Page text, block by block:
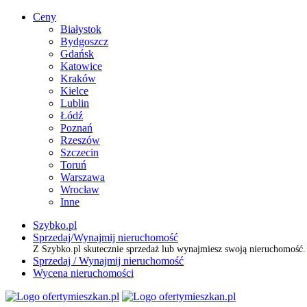
Ceny
Białystok
Bydgoszcz
Gdańsk
Katowice
Kraków
Kielce
Lublin
Łódź
Poznań
Rzeszów
Szczecin
Toruń
Warszawa
Wrocław
Inne
Szybko.pl
Sprzedaj/Wynajmij nieruchomość
Z Szybko.pl skutecznie sprzedaż lub wynajmiesz swoją nieruchomość.
Sprzedaj / Wynajmij nieruchomość
Wycena nieruchomości